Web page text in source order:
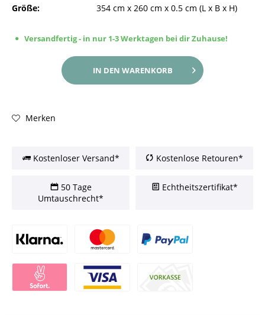
Größe:
354 cm x 260 cm x 0.5 cm (L x B x H)
Versandfertig - in nur 1-3 Werktagen bei dir Zuhause!
IN DEN WARENKORB
Merken
Kostenloser Versand* Kostenlose Retouren*
50 Tage
Umtauschrecht*
Echtheitszertifikat*